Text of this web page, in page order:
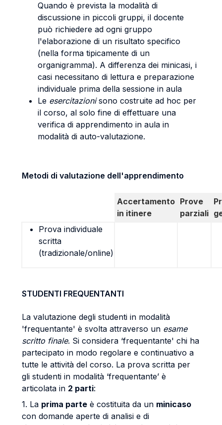
Quando è prevista la modalità di
discussione in piccoli gruppi, il docente
può richiedere ad ogni gruppo
l'elaborazione di un risultato specifico
(nella forma tipicamente di un
organigramma). A differenza dei minicasi, i
casi necessitano di lettura e preparazione
individuale prima della sessione in aula
Le esercitazionisono costruite ad hoc per
il corso, al solo fine di effettuare una
verifica di apprendimento in aula in
modalità di auto-valutazione.
Metodi di valutazione dell'apprendimento
Accertamento
in itinere
Prove
parziali
Prova individuale
scritta
(tradizionale/online)
STUDENTI FREQUENTANTI
La valutazione degli studenti in modalità
'frequentante' è svolta attraverso un esame
scritto finale. Si considera ‘frequentante' chi ha
partecipato in modo regolare e continuativo a
tutte le attività del corso. La prova scritta per
gli studenti in modalità ‘frequentante’ è
articolata in 2 parti:
1. La prima parte è costituita da un minicaso
con domande aperte di analisi e di